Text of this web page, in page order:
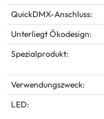
QuickDMX-Anschluss:
Unterliegt Ökodesign:
Spezialprodukt:
Verwendungszweck:
LED: